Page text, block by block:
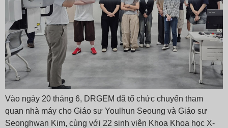
Vào ngày 20 tháng 6, DRGEM đã tổ chức chuyến tham
quan nhà máy cho Giáo sư Youlhun Seoung và Giáo sư
Seonghwan Kim, cùng với 22 sinh viên Khoa Khoa học X-